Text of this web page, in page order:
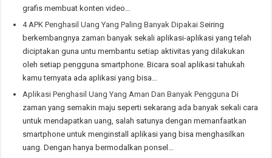
grafis membuat konten video…
4 APK Penghasil Uang Yang Paling Banyak Dipakai Seiring
berkembangnya zaman banyak sekali aplikasi-aplikasi yang telah
diciptakan guna untu membantu setiap aktivitas yang dilakukan
oleh setiap pengguna smartphone. Bicara soal aplikasi tahukah
kamu ternyata ada aplikasi yang bisa…
Aplikasi Penghasil Uang Yang Aman Dan Banyak Pengguna Di
zaman yang semakin maju seperti sekarang ada banyak sekali cara
untuk mendapatkan uang, salah satunya dengan memanfaatkan
smartphone untuk menginstall aplikasi yang bisa menghasilkan
uang. Dengan hanya bermodalkan ponsel…